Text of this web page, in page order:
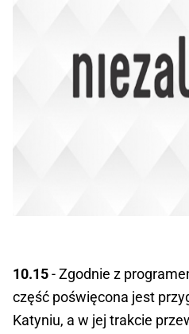
10.15- Zgodnie z
część poświęcona jest
Katyniu, a w jej trakcie